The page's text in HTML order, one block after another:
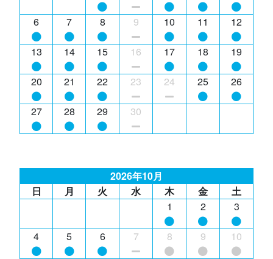
6 7 8 9 10 11 12
13 14 15 16 17 18 19
20 21 22 23 24 25 26
27 28 29 30
2026年10月
日
月 火 水 木 金
土
1
2 3
4 5 6 7 8 9 10